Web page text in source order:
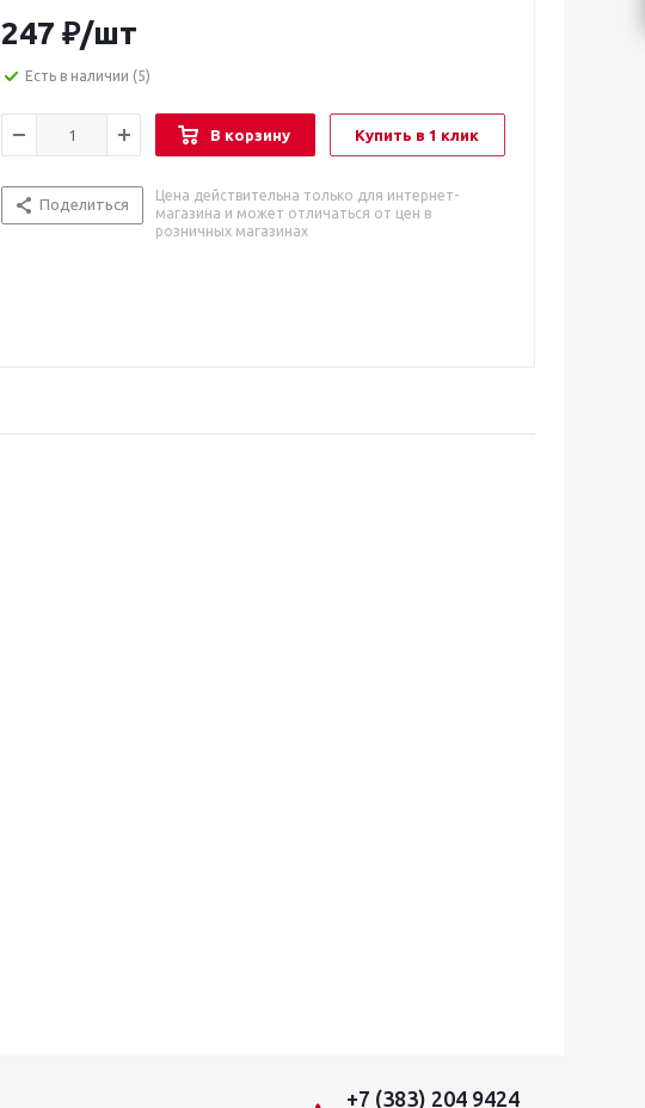
247 ₽/шт
Есть в наличии (5)
В корзину Купить в 1 клик
Поделиться
Цена действительна только для интернет-
магазина и может отличаться от цен в
розничных магазинах
+7 (383) 204 9424